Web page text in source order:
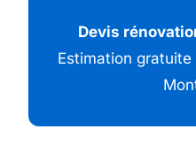
Devis
Estimation gratuite